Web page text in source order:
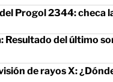
Progol 2344: checa
Resultado del último
de rayos X: